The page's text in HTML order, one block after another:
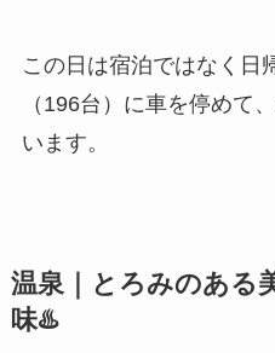
この日は宿泊ではなく日
（196台）に車を停めて
います。
温泉｜とろみのある
味♨️